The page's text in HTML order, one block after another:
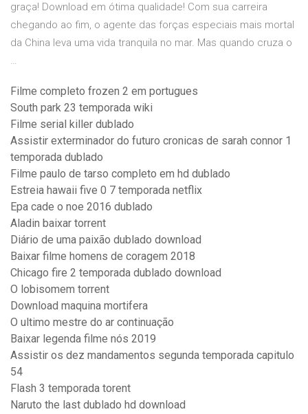
graça! Download em ótima qualidade! Com sua carreira
chegando ao fim, o agente das forças especiais mais mortal
da China leva uma vida tranquila no mar. Mas quando cruza o
…
Filme completo frozen 2 em portugues
South park 23 temporada wiki
Filme serial killer dublado
Assistir exterminador do futuro cronicas de sarah connor 1
temporada dublado
Filme paulo de tarso completo em hd dublado
Estreia hawaii five 0 7 temporada netflix
Epa cade o noe 2016 dublado
Aladin baixar torrent
Diário de uma paixão dublado download
Baixar filme homens de coragem 2018
Chicago fire 2 temporada dublado download
O lobisomem torrent
Download maquina mortifera
O ultimo mestre do ar continuação
Baixar legenda filme nós 2019
Assistir os dez mandamentos segunda temporada capitulo
54
Flash 3 temporada torent
Naruto the last dublado hd download